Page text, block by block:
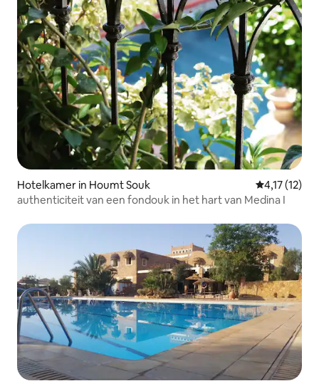
Hotelkamer in Houmt Souk Gemiddelde
4,17 (12)
authenticiteit van een fondouk in het hart van Medina I